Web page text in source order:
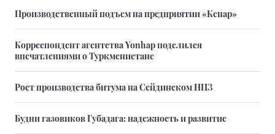
Производственный подъем на предприятии «Кенар»
Корреспондент агентства Yonhap поделился
впечатлениями о Туркменистане
Рост производства битума на Сейдинском НПЗ
Будни газовиков Губадага: надежность и развитие